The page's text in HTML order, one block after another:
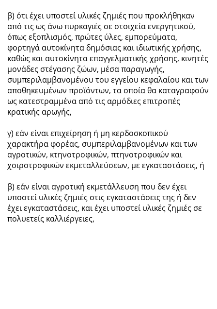
β) ότι έχει υποστεί υλικές ζημιές που προκλήθηκαν
από τις ως άνω πυρκαγιές σε στοιχεία ενεργητικού,
όπως εξοπλισμός, πρώτες ύλες, εμπορεύματα,
φορτηγά αυτοκίνητα δημόσιας και ιδιωτικής χρήσης,
καθώς και αυτοκίνητα επαγγελματικής χρήσης, κινητές
μονάδες στέγασης ζώων, μέσα παραγωγής,
συμπεριλαμβανομένου του εγγείου κεφαλαίου και των
αποθηκευμένων προϊόντων, τα οποία θα καταγραφούν
ως κατεστραμμένα από τις αρμόδιες επιτροπές
κρατικής αρωγής,
γ) εάν είναι επιχείρηση ή μη κερδοσκοπικού
χαρακτήρα φορέας, συμπεριλαμβανομένων και των
αγροτικών, κτηνοτροφικών, πτηνοτροφικών και
χοιροτροφικών εκμεταλλεύσεων, με εγκαταστάσεις, ή
β) εάν είναι αγροτική εκμετάλλευση που δεν έχει
υποστεί υλικές ζημιές στις εγκαταστάσεις της ή δεν
έχει εγκαταστάσεις, και έχει υποστεί υλικές ζημιές σε
πολυετείς καλλιέργειες,